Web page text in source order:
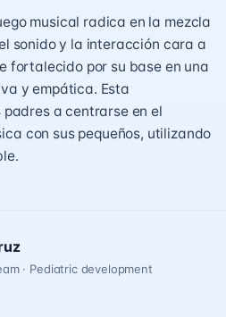
musical radica en la mezcla
sonido y la interacción cara a
fortalecido por su base en una
y empática. Esta
a centrarse en el
con sus pequeños, utilizando
· Pediatric development